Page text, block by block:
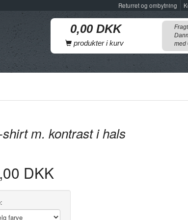
Returret og ombytning
produkter i kurv
med
m. kontrast i hals
DKK